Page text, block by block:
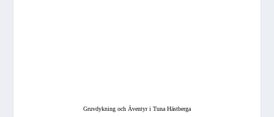
Gruvdykning och Äventyr i Tuna Hästberga